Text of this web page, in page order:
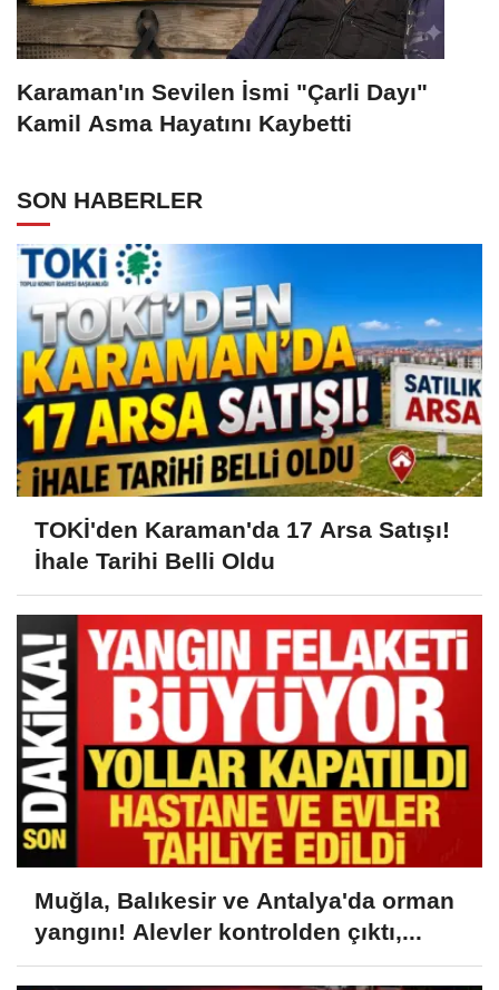
Karaman'ın Sevilen İsmi "Çarli Dayı"
Kamil Asma Hayatını Kaybetti
SON HABERLER
TOKİ'den Karaman'da 17 Arsa Satışı!
İhale Tarihi Belli Oldu
Muğla, Balıkesir ve Antalya'da orman
yangını! Alevler kontrolden çıktı,...